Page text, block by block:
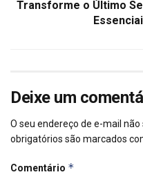
Transforme o Último
Deixe um
O seu endereço de e-mail não
obrigatórios são marcados
Comentário *